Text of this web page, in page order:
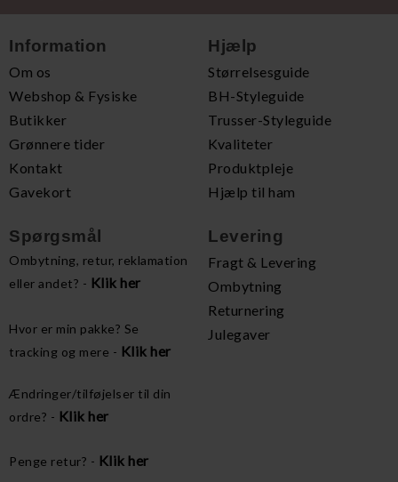
Information
Om os
Webshop & Fysiske
Butikker
Grønnere tider
Kontakt
Gavekort
Hjælp
Størrelsesguide
BH-Styleguide
Trusser-Styleguide
Kvaliteter
Produktpleje
Hjælp til ham
Spørgsmål
Ombytning, retur, reklamation
eller andet? - Klik her
Hvor er min pakke? Se
tracking og mere - Klik her
Ændringer/tilføjelser til din
ordre? - Klik her
Penge retur? - Klik her
Levering
Fragt & Levering
Ombytning
Returnering
Julegaver